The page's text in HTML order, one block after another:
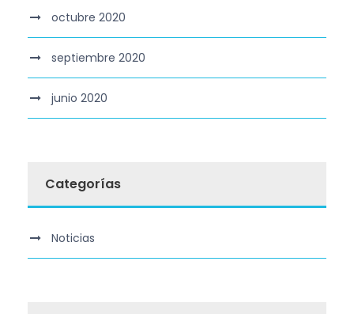
octubre 2020
septiembre 2020
junio 2020
Categorías
Noticias